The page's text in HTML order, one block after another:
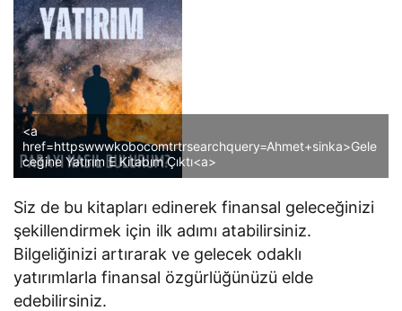
<a
href=httpswwwkobocomtrtrsearchquery=Ahmet+sinka>Gele
ceğine Yatırım E Kitabım Çıktı<a>
Siz de bu kitapları edinerek finansal geleceğinizi
şekillendirmek için ilk adımı atabilirsiniz.
Bilgeliğinizi artırarak ve gelecek odaklı
yatırımlarla finansal özgürlüğünüzü elde
edebilirsiniz.